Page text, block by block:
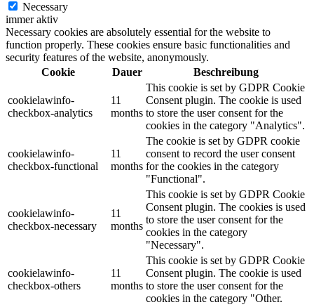
Necessary
immer aktiv
Necessary cookies are absolutely essential for the website to
function properly. These cookies ensure basic functionalities and
security features of the website, anonymously.
Cookie
Dauer Beschreibung
cookielawinfo-
checkbox-analytics
11
months
This cookie is set by GDPR Cookie
Consent plugin. The cookie is used
to store the user consent for the
cookies in the category "Analytics".
cookielawinfo-
checkbox-functional
11
months
The cookie is set by GDPR cookie
consent to record the user consent
for the cookies in the category
"Functional".
cookielawinfo-
checkbox-necessary
11
months
This cookie is set by GDPR Cookie
Consent plugin. The cookies is used
to store the user consent for the
cookies in the category
"Necessary".
cookielawinfo-
checkbox-others
11
months
This cookie is set by GDPR Cookie
Consent plugin. The cookie is used
to store the user consent for the
cookies in the category "Other.